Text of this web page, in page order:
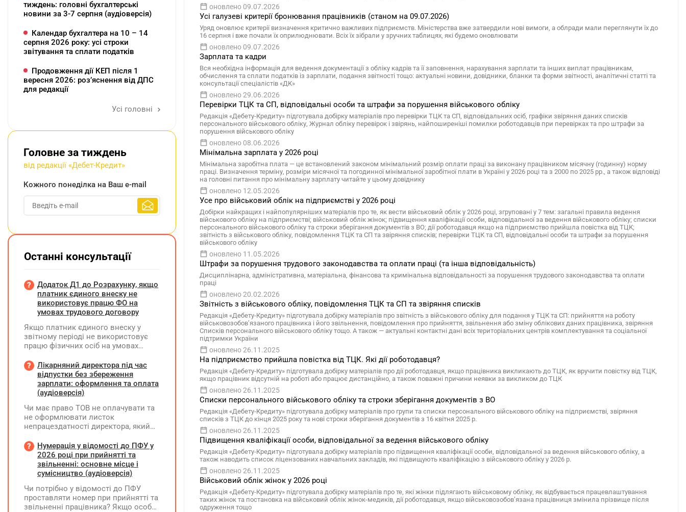
оновлено 09.07.2026
Усі галузеві критерії бронювання працівників (станом на 09.07.2026)
Уряд оновлює критерії визначення критично важливих підприємств. Міністерства вже затвердили нові вимоги, а облради мали переглянути їх до
16 серпня і вже почали їх оприлюднювати. Всіх їх зібрали у зручних таблицях, які будемо оновлювати
оновлено 09.07.2026
Зарплата та кадри
Вся необхідна інформація для ведення документації з обліку кадрів та її заповнення, нарахування зарплати та інших виплат працівникам,
обчислення та сплати податків із зарплати, подання звітності тощо: актуальні новини, довідники, бланки та форми звітності, аналітичні статті та
консультації спеціалістів «ДК»
оновлено 29.06.2026
Перевірки ТЦК та СП, відповідальні особи та штрафи за порушення військового обліку
Редакція «Дебету-Кредиту» підготувала добірку матеріалів про перевірки ТЦК та СП, відповідальних осіб, графіки звіряння даних списків
персонального військового обліку, Журнал обліку перевірок і звірянь, найпоширеніші помилки роботодавців при перевірках та про штрафи за
порушення військового обліку
оновлено 08.06.2026
Мінімальна зарплата у 2026 році
Мінімальна заробітна плата — це встановлений законом мінімальний розмір оплати праці за виконану працівником місячну (годинну) норму
праці. Визначення терміну, розміри місячної та погодинної мінімальної заробітної плати в Україні у 2026 році та з 2000 по 2025 рр., а також відповіді
на головні питання про мінімальну зарплату читайте у цьому довіднику
оновлено 12.05.2026
Усе про військовий облік на підприємстві у 2026 році
Добірки найкращих і найпопулярніших матеріалів про те, як вести військовий облік у 2026 році, згруповані у 7 тем: загальні правила ведення
військового обліку на підприємстві; військовий облік жінок; підвищення кваліфікації особи, відповідальної за ведення військового обліку; списки
персонального військового обліку та строки зберігання документів з ВО; дії роботодавця якщо на підприємство прийшла повістка від ТЦК;
звітність з військового обліку, повідомлення ТЦК та СП та звіряння списків; перевірки ТЦК та СП, відповідальні особи та штрафи за порушення
військового обліку
оновлено 11.05.2026
Штрафи за порушення трудового законодавства та оплати праці (та інша відповідальність)
Дисциплінарна, адміністративна, матеріальна, фінансова та кримінальна відповідальності за порушення трудового законодавства та оплати
праці
оновлено 20.02.2026
Звітність з військового обліку, повідомлення ТЦК та СП та звіряння списків
Редакція «Дебету-Кредиту» підготувала добірку матеріалів про звітність з військового обліку для подання у ТЦК та СП: прийняття на роботу
військовозобов’язаного працівника і його звільнення, повідомлення про прийняття, звільнення або зміну облікових даних працівника, звіряння
Списків персонального військового обліку тощо. А також — актуальні контактні дані всіх територіальних центрів комплектування та соціальної
підтримки України
оновлено 26.11.2025
На підприємство прийшла повістка від ТЦК. Які дії роботодавця?
Редакція «Дебету-Кредиту» підготувала добірку матеріалів про дії роботодавця, якщо працівника викликають до ТЦК, як вручити повістку від ТЦК,
якщо працівник відсутній на роботі або працює дистанційно, а також поважні причини неявки за викликом до ТЦК
оновлено 26.11.2025
Списки персонального військового обліку та строки зберігання документів з ВО
Редакція «Дебету-Кредиту» підготувала добірку матеріалів про групи та списки персонального військового обліку на підприємстві, звіряння
списків з ТЦК до кінця 2025 року та нові строки зберігання документів з 16 квітня 2025 р.
оновлено 26.11.2025
Підвищення кваліфікації особи, відповідальної за ведення військового обліку
Редакція «Дебету-Кредиту» підготувала добірку матеріалів про підвищення кваліфікації особи, відповідальної за ведення військового обліку, а
також наводить список ліцензованих навчальних закладів, які підвищують кваліфікацію з військового обліку у 2026 р.
оновлено 26.11.2025
Військовий облік жінок у 2026 році
Редакція «Дебету-Кредиту» підготувала добірку матеріалів про те, які жінки підлягають військовому обліку, як відбувається працевлаштування
таких жінок та постановка на військовий облік жінок-медиків, дії роботодавця, якщо військовозобов’язана працівниця змінила прізвище після
одруження тощо
тиждень: головні бухгалтерські
новини за 3-7 серпня (аудіоверсія)
Календар бухгалтера на 10 – 14
серпня 2026 року: усі строки
звітування та сплати податків
Продовження дії КЕП після 1
вересня 2026: розʼяснення від ДПС
для редакції
Усі головні
Головне за тиждень
від редакції «Дебет-Кредит»
Кожного понеділка на Ваш e-mail
Останні консультації
Додаток Д1 до Розрахунку, якщо
платник єдиного внеску не
використовує працю ФО на
умовах трудового договору
Якщо платник єдиного внеску у
звітному періоді не використовує
працю фізичних осіб на умовах
на інших умовах, передбачених
законодавством, Додаток Д1/
Додаток ФІЗ-Д1 за відповідний
період не подається
Лікарняний директора під час
відпустки без збереження
зарплати: оформлення та оплата
(аудіоверсія)
Чи має право ТОВ не оплачувати та
не оформлювати листок
непрацездатності директора, який
збереження заробітної плати під час
призупинення діяльності
підприємства?
Нумерація у відомості до ПФУ у
2026 році при прийнятті та
звільненні: основне місце і
сумісництво (аудіоверсія)
Чи потрібно у відомості до ПФУ
проставляти номер при прийнятті та
звільненні працівника? Якщо особа